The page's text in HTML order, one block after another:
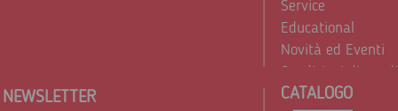
Service
Educational
Novità ed Eventi
Condizioni di
Trattamento dei
NEWSLETTER CATALOGO